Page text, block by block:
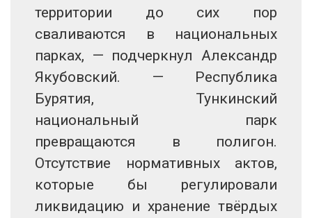
территории до сих пор
сваливаются в национальных
парках, — подчеркнул Александр
Якубовский. — Республика
Бурятия, Тункинский
национальный парк
превращаются в полигон.
Отсутствие нормативных актов,
которые бы регулировали
ликвидацию и хранение твёрдых